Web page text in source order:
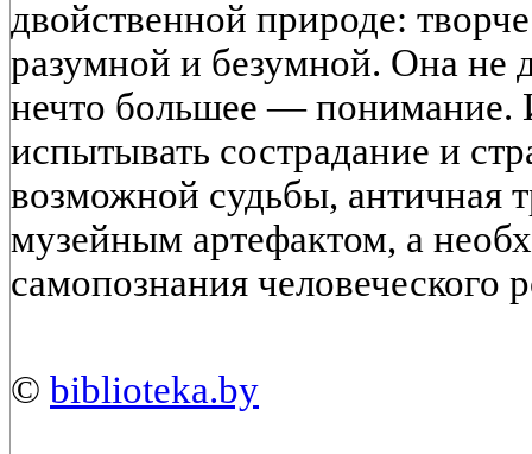
двойственной природе:
разумной и безумной. Она не
нечто большее — понимание.
испытывать сострадание и
возможной судьбы, античная
музейным артефактом, а
самопознания человеческого
© biblioteka.by